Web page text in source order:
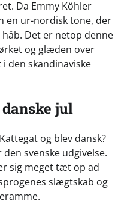
Da Emmy Köhler
en ur-nordisk tone, der
Det er netop denne
og glæden over
den skandinaviske
jul
og blev dansk?
svenske udgivelse.
sig meget tæt op ad
slægtskab og